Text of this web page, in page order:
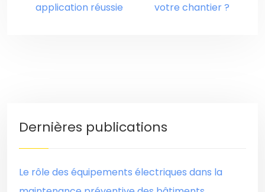
application réussie
votre chantier ?
Dernières publications
Le rôle des équipements électriques dans la